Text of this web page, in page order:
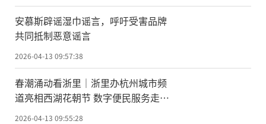
安慕斯辟谣湿巾谣言，呼吁受害品牌
共同抵制恶意谣言
2026-04-13 09:57:38
春潮涌动看浙里｜浙里办杭州城市频
道亮相西湖花朝节 数字便民服务走进
春日市集
2026-04-13 09:55:28